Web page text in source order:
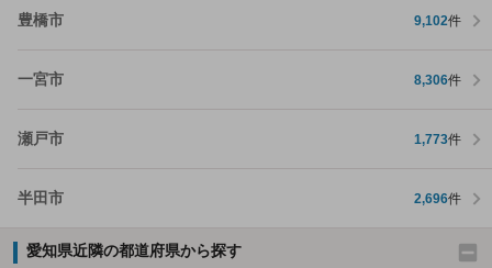
豊橋市 9,102件
一宮市 8,306件
瀬戸市 1,773件
半田市 2,696件
愛知県近隣の都道府県から探す